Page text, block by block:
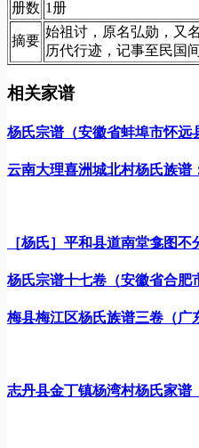
册数 1册
摘要
始祖讨，原名弘勋，又
历代行迹，记事至民国
相关家谱
杨氏宗谱（安徽省蚌埠市怀远
云南大理喜洲城北村杨氏族谱
［杨氏］平和县道南堂龛图不
杨氏宗谱十七卷（安徽省合肥
梅县梅江区杨氏族谱三卷（广
志丹县金丁镇杨湾村杨氏家谱